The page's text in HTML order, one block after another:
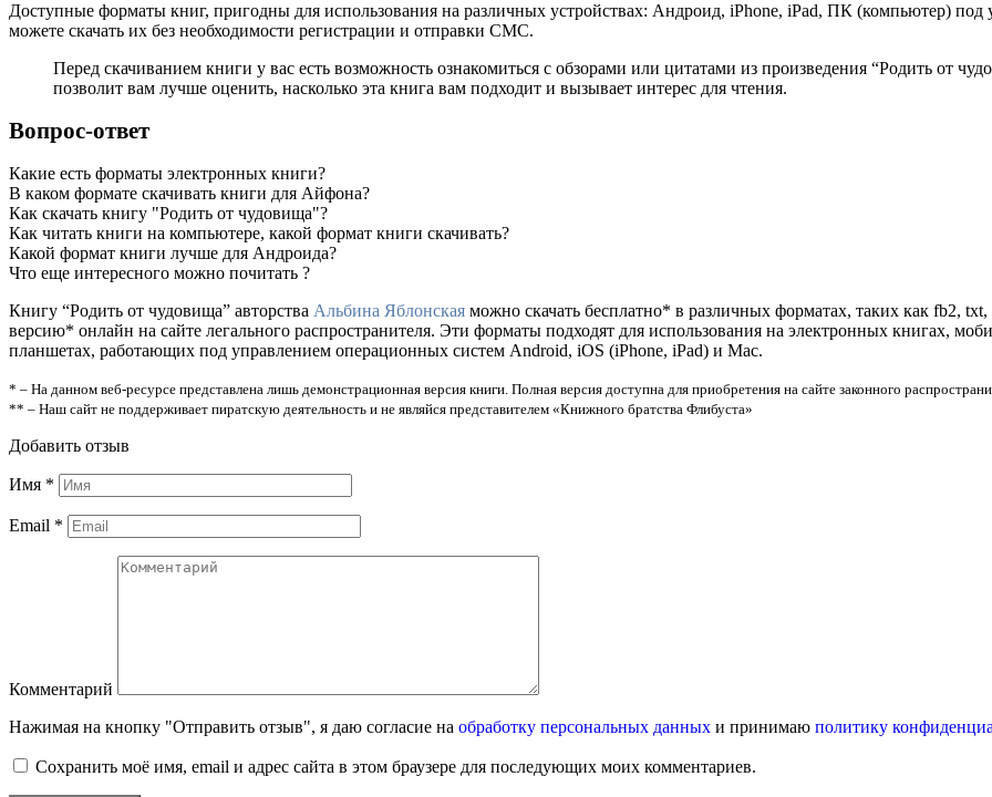
Доступные форматы книг, пригодны для использования на различных устройствах: Андроид, iPhone, iPad, ПК (компьютер)
можете скачать их без необходимости регистрации и отправки СМС.
Перед скачиванием книги у вас есть возможность ознакомиться с обзорами или цитатами из произведения “Родить от
позволит вам лучше оценить, насколько эта книга вам подходит и вызывает интерес для чтения.
Вопрос-ответ
Какие есть форматы электронных книги?
В каком формате скачивать книги для Айфона?
Как скачать книгу "Родить от чудовища"?
Как читать книги на компьютере, какой формат книги скачивать?
Какой формат книги лучше для Андроида?
Что еще интересного можно почитать ?
Книгу “Родить от чудовища” авторства Альбина Яблонская можно скачать бесплатно* в различных форматах, таких как fb2,
версию* онлайн на сайте легального распространителя. Эти форматы подходят для использования на электронных книгах,
планшетах, работающих под управлением операционных систем Android, iOS (iPhone, iPad) и Mac.
* – На данном веб-ресурсе представлена лишь демонстрационная версия книги. Полная версия доступна для приобретения на сайте законного
** – Наш сайт не поддерживает пиратскую деятельность и не являйся представителем «Книжного братства Флибуста»
Добавить отзыв
Имя *
Email *
Комментарий
Нажимая на кнопку "Отправить отзыв", я даю согласие на обработку персональных данных и принимаю политику
Сохранить моё имя, email и адрес сайта в этом браузере для последующих моих комментариев.